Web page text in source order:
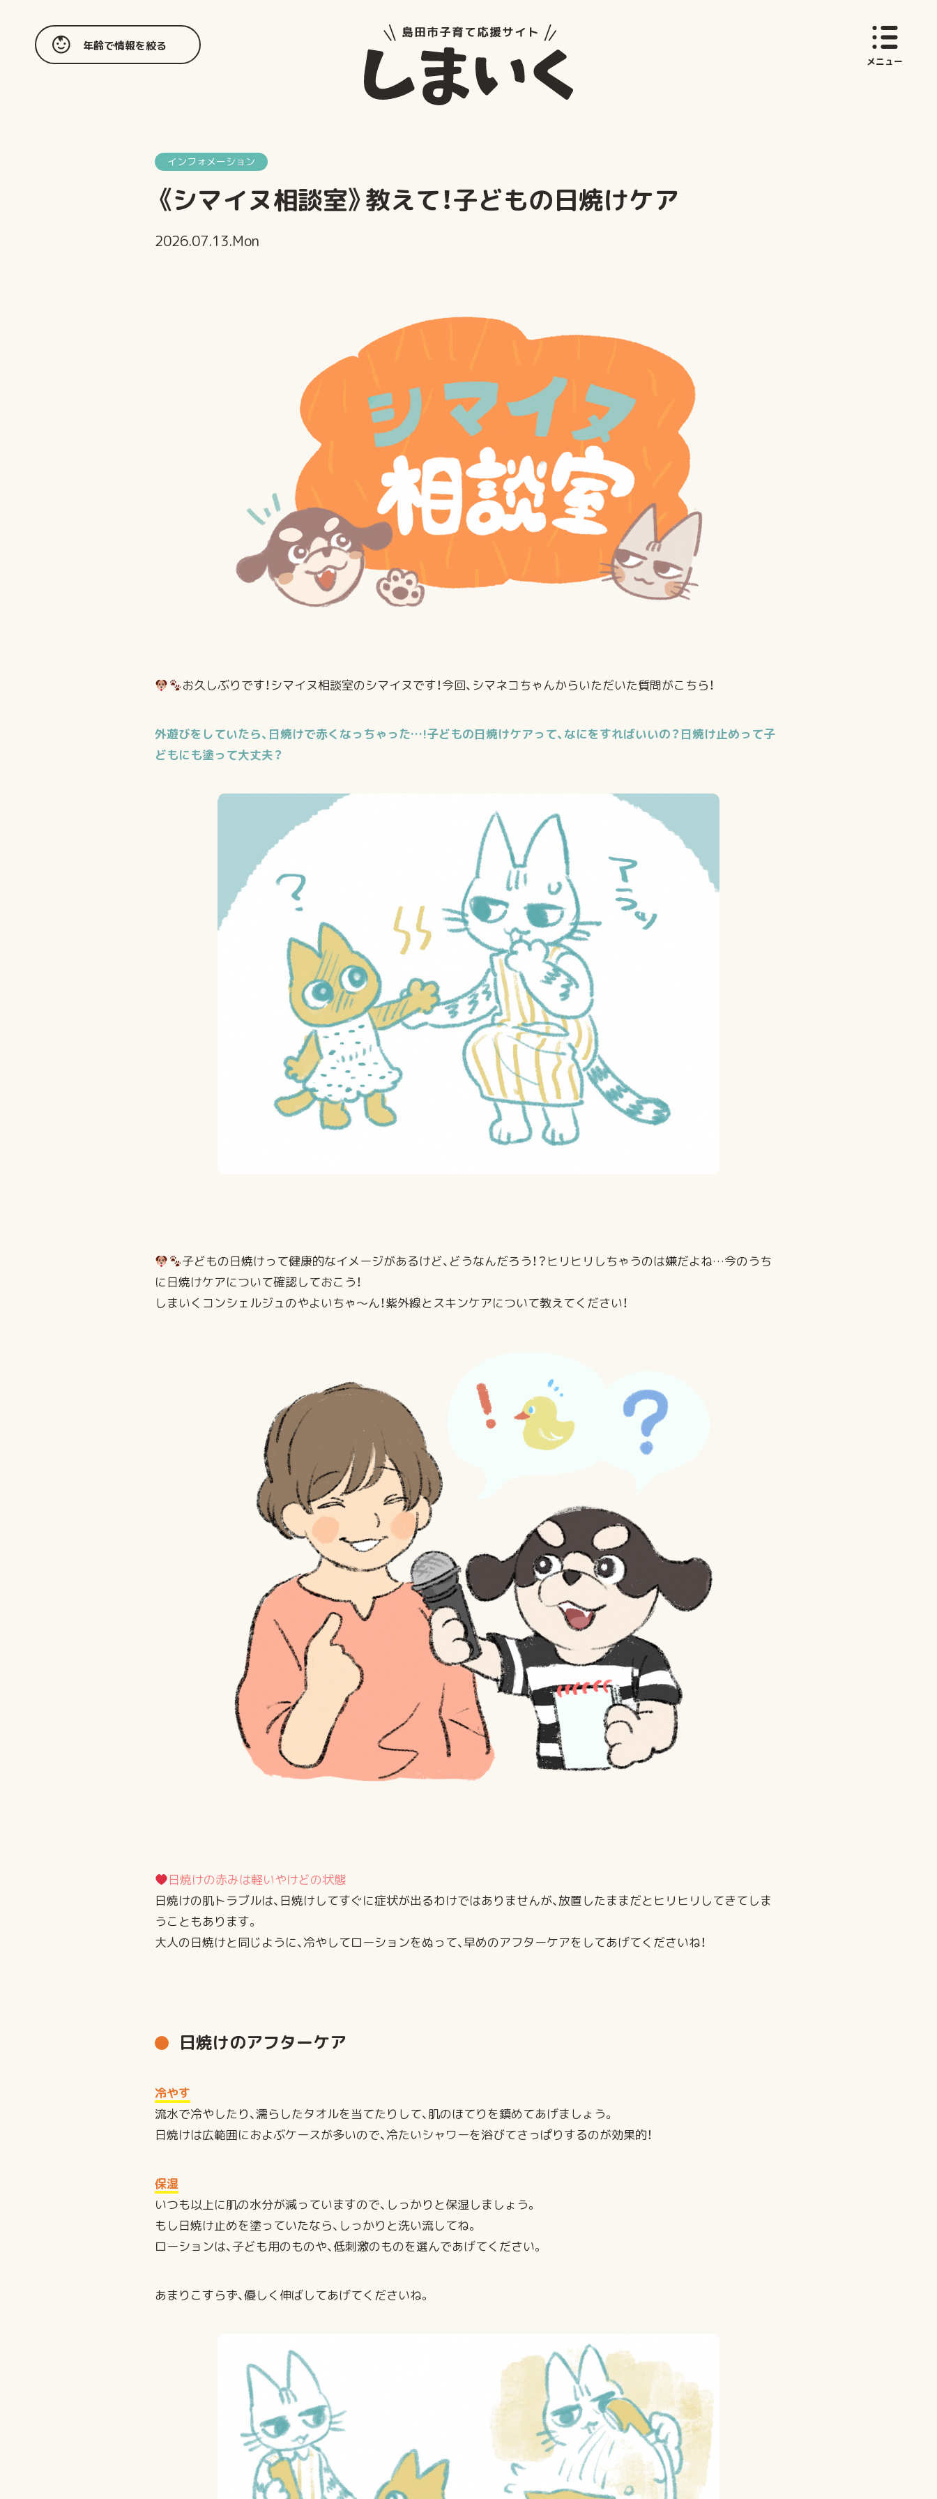
年齢で情報を絞る
メニュー
インフォメーション
《シマイヌ相談室》教えて！子どもの日焼けケア
2026.07.13.Mon
お久しぶりです！シマイヌ相談室のシマイヌです！今回、シマネコちゃんからいただいた質問がこちら！
外遊びをしていたら、日焼けで赤くなっちゃった…!子どもの日焼けケアって、なにをすればいいの？日焼け止めって子
どもにも塗って大丈夫？
子どもの日焼けって健康的なイメージがあるけど、どうなんだろう！？ヒリヒリしちゃうのは嫌だよね…今のうち
に日焼けケアについて確認しておこう！
しまいくコンシェルジュのやよいちゃ～ん！紫外線とスキンケアについて教えてください！
日焼けの赤みは軽いやけどの状態
日焼けの肌トラブルは、日焼けしてすぐに症状が出るわけではありませんが、放置したままだとヒリヒリしてきてしま
うこともあります。
大人の日焼けと同じように、冷やしてローションをぬって、早めのアフターケアをしてあげてくださいね！
日焼けのアフターケア
冷やす
流水で冷やしたり、濡らしたタオルを当てたりして、肌のほてりを鎮めてあげましょう。
日焼けは広範囲におよぶケースが多いので、冷たいシャワーを浴びてさっぱりするのが効果的！
保湿
いつも以上に肌の水分が減っていますので、しっかりと保湿しましょう。
もし日焼け止めを塗っていたなら、しっかりと洗い流してね。
ローションは、子ども用のものや、低刺激のものを選んであげてください。
あまりこすらず、優しく伸ばしてあげてくださいね。